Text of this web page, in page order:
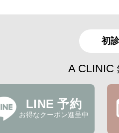
初
A CLINIC
LINE 予約
お得なクーポン進呈中